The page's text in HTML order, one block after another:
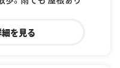
を見る